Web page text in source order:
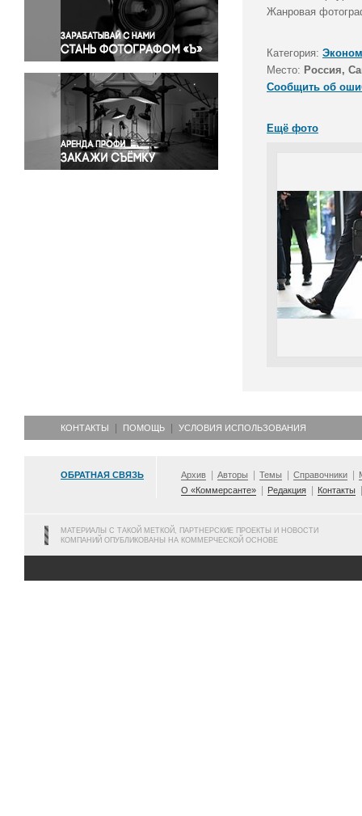
Правосудие
Происшествия и конфликты
Религия
Светская жизнь
Спорт
Экология
Экономика и бизнес
Жанровая
Категория:
Место: Россия,
Сообщить об
Ещё фото
КОНТАКТЫ ПОМОЩЬ УСЛОВИЯ ИСПОЛЬЗОВАНИЯ
ОБРАТНАЯ СВЯЗЬ Архив Авторы Темы Справочники
О «Коммерсанте»
Редакция Контакты
МАТЕРИАЛЫ С ТАКОЙ МЕТКОЙ, ПАРТНЕРСКИЕ ПРОЕКТЫ И НОВОСТИ
КОМПАНИЙ ОПУБЛИКОВАНЫ НА КОММЕРЧЕСКОЙ ОСНОВЕ